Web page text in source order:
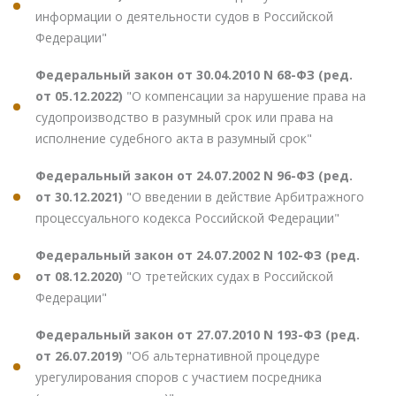
информации о деятельности судов в Российской
Федерации"
Федеральный закон от 30.04.2010 N 68-ФЗ (ред.
от 05.12.2022) "О компенсации за нарушение права на
судопроизводство в разумный срок или права на
исполнение судебного акта в разумный срок"
Федеральный закон от 24.07.2002 N 96-ФЗ (ред.
от 30.12.2021) "О введении в действие Арбитражного
процессуального кодекса Российской Федерации"
Федеральный закон от 24.07.2002 N 102-ФЗ (ред.
от 08.12.2020) "О третейских судах в Российской
Федерации"
Федеральный закон от 27.07.2010 N 193-ФЗ (ред.
от 26.07.2019) "Об альтернативной процедуре
урегулирования споров с участием посредника